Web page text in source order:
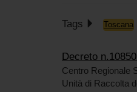
Tags Toscana
Decreto
Centro Regionale
Unità di Raccolta